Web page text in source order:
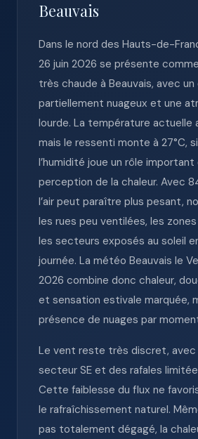
Beauvais
Dans le nord des Hauts-de-
26 juin 2026 se présente
très chaude à Beauvais, avec un
partiellement nuageux et une
lourde. La température actuelle
mais le ressenti monte à 27°C,
l’humidité joue un rôle important
perception de la chaleur. Avec
l’air peut paraître plus pesant,
les rues peu ventilées, les
les secteurs exposés au soleil
journée. La météo Beauvais le
2026 combine donc chaleur,
et sensation estivale marquée,
présence de nuages par
Le vent reste très discret, avec
secteur SE et des rafales
Cette faiblesse du flux ne
le rafraîchissement naturel.
pas totalement dégagé, la